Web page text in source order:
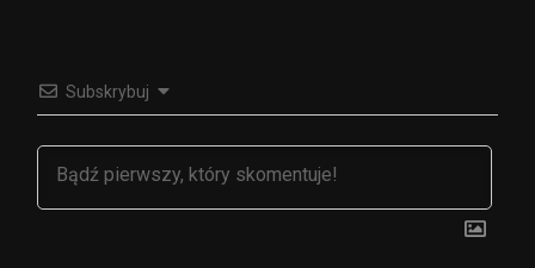
Subskrybuj